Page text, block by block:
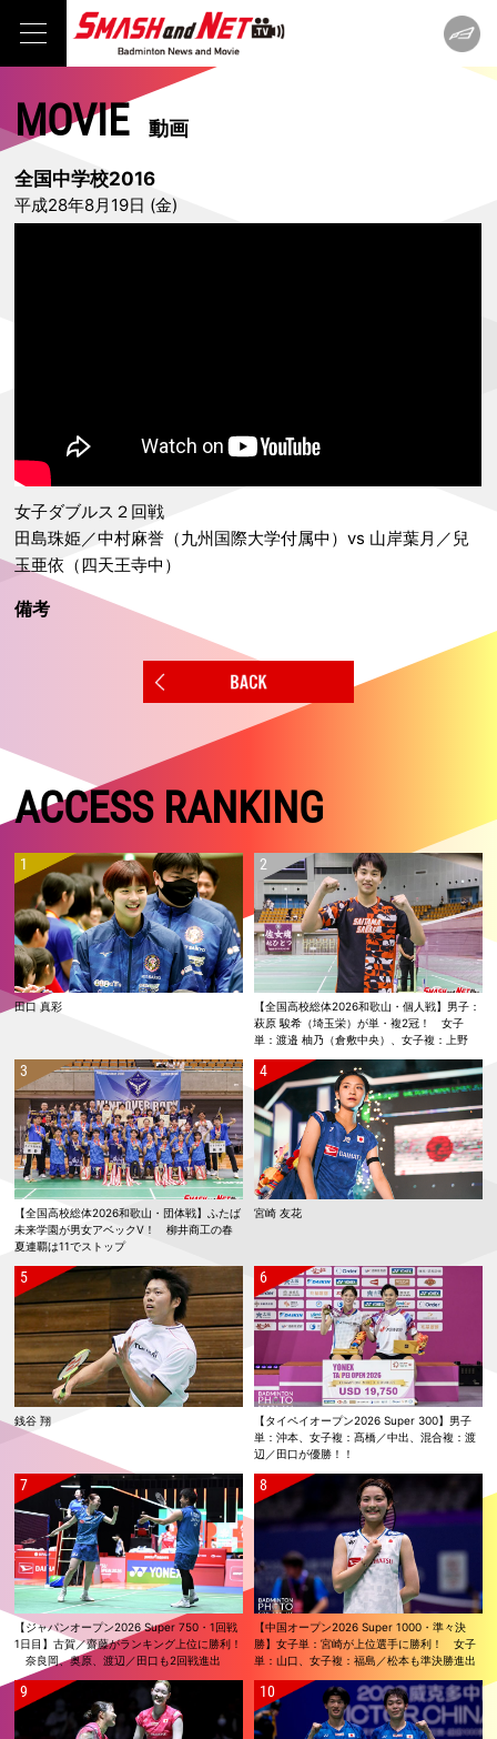
MOVIE動画
全国中学校2016
平成28年8月19日 (金)
女子ダブルス２回戦
田島珠姫／中村麻誉（九州国際大学付属中）vs 山岸葉月／兒
玉亜依（四天王寺中）
備考
ACCESS RANKING
田口 真彩
【全国高校総体2026和歌山・個人戦】男子：
萩原 駿希（埼玉栄）が単・複2冠！ 女子
単：渡邉 柚乃（倉敷中央）、女子複：上野
覇！
【全国高校総体2026和歌山・団体戦】ふたば
未来学園が男女アベックV！ 柳井商工の春
夏連覇は11でストップ
宮崎 友花
銭谷 翔
【タイペイオープン2026 Super 300】男子
単：沖本、女子複：髙橋／中出、混合複：渡
辺／田口が優勝！！
【ジャパンオープン2026 Super 750・1回戦
1日目】古賀／齋藤がランキング上位に勝利！
奈良岡、奥原、渡辺／田口も2回戦進出
【中国オープン2026 Super 1000・準々決
勝】女子単：宮崎が上位選手に勝利！ 女子
単：山口、女子複：福島／松本も準決勝進出